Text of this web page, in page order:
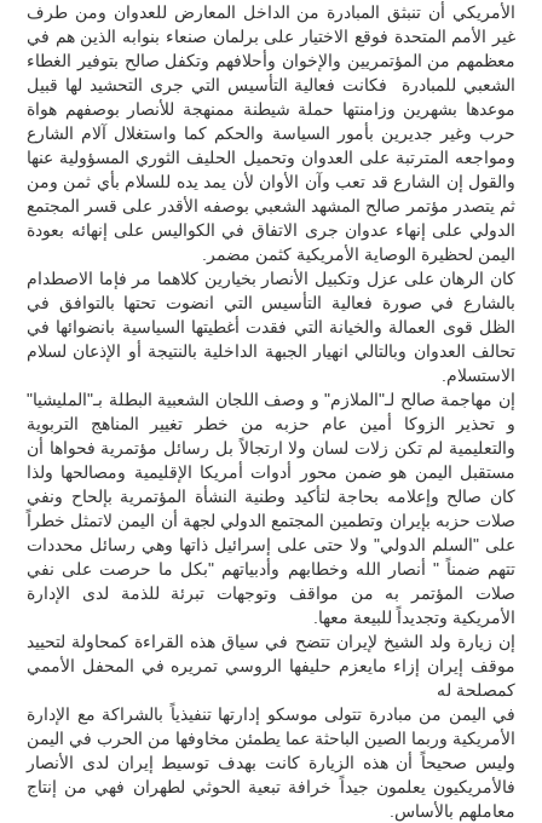
الأمريكي أن تنبثق المبادرة من الداخل المعارض للعدوان ومن طرف
غير الأمم المتحدة فوقع الاختيار على برلمان صنعاء بنوابه الذين هم في
معظمهم من المؤتمريين والإخوان وأحلافهم وتكفل صالح بتوفير الغطاء
الشعبي للمبادرة فكانت فعالية التأسيس التي جرى التحشيد لها قبيل
موعدها بشهرين وزامنتها حملة شيطنة ممنهجة للأنصار بوصفهم هواة
حرب وغير جديرين بأمور السياسة والحكم كما واستغلال آلام الشارع
ومواجعه المترتبة على العدوان وتحميل الحليف الثوري المسؤولية عنها
والقول إن الشارع قد تعب وآن الأوان لأن يمد يده للسلام بأي ثمن ومن
ثم يتصدر مؤتمر صالح المشهد الشعبي بوصفه الأقدر على قسر المجتمع
الدولي على إنهاء عدوان جرى الاتفاق في الكواليس على إنهائه بعودة
اليمن لحظيرة الوصاية الأمريكية كثمن مضمر.
كان الرهان على عزل وتكبيل الأنصار بخيارين كلاهما مر فإما الاصطدام
بالشارع في صورة فعالية التأسيس التي انضوت تحتها بالتوافق في
الظل قوى العمالة والخيانة التي فقدت أغطيتها السياسية بانضوائها في
تحالف العدوان وبالتالي انهيار الجبهة الداخلية بالنتيجة أو الإذعان لسلام
الاستسلام.
إن مهاجمة صالح لـ"الملازم" و وصف اللجان الشعبية البطلة بـ"المليشيا"
و تحذير الزوكا أمين عام حزبه من خطر تغيير المناهج التربوية
والتعليمية لم تكن زلات لسان ولا ارتجالاً بل رسائل مؤتمرية فحواها أن
مستقبل اليمن هو ضمن محور أدوات أمريكا الإقليمية ومصالحها ولذا
كان صالح وإعلامه بحاجة لتأكيد وطنية النشأة المؤتمرية بإلحاح ونفي
صلات حزبه بإيران وتطمين المجتمع الدولي لجهة أن اليمن لاتمثل خطراً
على "السلم الدولي" ولا حتى على إسرائيل ذاتها وهي رسائل محددات
تتهم ضمناً " أنصار الله وخطابهم وأدبياتهم "بكل ما حرصت على نفي
صلات المؤتمر به من مواقف وتوجهات تبرئة للذمة لدى الإدارة
الأمريكية وتجديداً للبيعة معها.
إن زيارة ولد الشيخ لإيران تتضح في سياق هذه القراءة كمحاولة لتحييد
موقف إيران إزاء مايعزم حليفها الروسي تمريره في المحفل الأممي
كمصلحة له
في اليمن من مبادرة تتولى موسكو إدارتها تنفيذياً بالشراكة مع الإدارة
الأمريكية وربما الصين الباحثة عما يطمئن مخاوفها من الحرب في اليمن
وليس صحيحاً أن هذه الزيارة كانت بهدف توسيط إيران لدى الأنصار
فالأمريكيون يعلمون جيداً خرافة تبعية الحوثي لطهران فهي من إنتاج
معاملهم بالأساس.